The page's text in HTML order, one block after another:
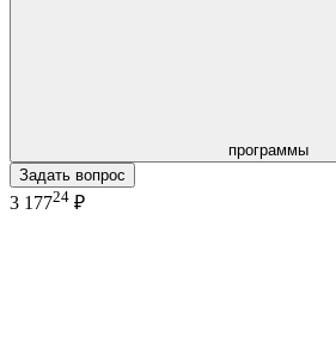
программы
Задать вопрос
3 17724 ₽